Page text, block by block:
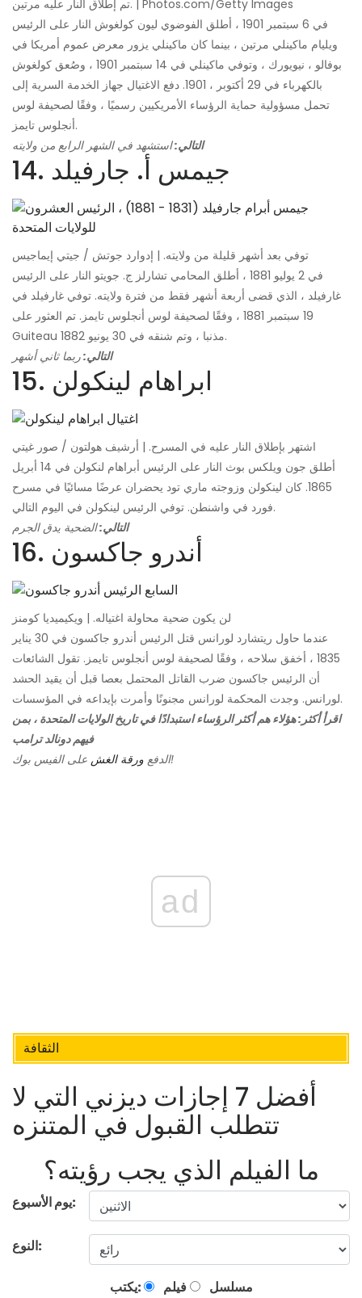
تم إطلاق النار عليه مرتين. | Photos.com/Getty Images
في 6 سبتمبر 1901 ، أطلق الفوضوي ليون كولغوش النار على الرئيس
ويليام ماكينلي مرتين ، بينما كان ماكينلي يزور معرض عموم أمريكا في
بوفالو ، نيويورك ، وتوفي ماكينلي في 14 سبتمبر 1901 ، وصُعق كولغوش
بالكهرباء في 29 أكتوبر ، 1901. دفع الاغتيال جهاز الخدمة السرية إلى
تحمل مسؤولية حماية الرؤساء الأمريكيين رسميًا ، وفقًا لصحيفة لوس
أنجلوس تايمز.
التالي:استشهد في الشهر الرابع من ولايته
14. جيمس أ. جارفيلد
توفي بعد أشهر قليلة من ولايته. | إدوارد جوتش / جيتي إيماجيس
في 2 يوليو 1881 ، أطلق المحامي تشارلز ج. جويتو النار على الرئيس
غارفيلد ، الذي قضى أربعة أشهر فقط من فترة ولايته. توفي غارفيلد في
19 سبتمبر 1881 ، وفقًا لصحيفة لوس أنجلوس تايمز. تم العثور على
Guiteau مذنبا ، وتم شنقه في 30 يونيو 1882.
التالي:ربما ثاني أشهر
15. ابراهام لينكولن
اشتهر بإطلاق النار عليه في المسرح. | أرشيف هولتون / صور غيتي
أطلق جون ويلكس بوث النار على الرئيس أبراهام لنكولن في 14 أبريل
1865. كان لينكولن وزوجته ماري تود يحضران عرضًا مسائيًا في مسرح
فورد في واشنطن. توفي الرئيس لينكولن في اليوم التالي.
التالي:الضحية يدق الجرم
16. أندرو جاكسون
لن يكون ضحية محاولة اغتياله. | ويكيميديا ​​كومنز
عندما حاول ريتشارد لورانس قتل الرئيس أندرو جاكسون في 30 يناير
1835 ، أخفق سلاحه ، وفقًا لصحيفة لوس أنجلوس تايمز. تقول الشائعات
أن الرئيس جاكسون ضرب القاتل المحتمل بعصا قبل أن يقيد الحشد
لورانس. وجدت المحكمة لورانس مجنونًا وأمرت بإيداعه في المؤسسات.
اقرأ أكثر:هؤلاء هم أكثر الرؤساء استبدادًا في تاريخ الولايات المتحدة ، بمن
فيهم دونالد ترامب
الدفع ورقة الغش على الفيس بوك!
ad
الثقافة
أفضل 7 إجازات ديزني التي لا
تتطلب القبول في المتنزه
ما الفيلم الذي يجب رؤيته؟
يوم الأسبوع:
النوع:
يكتب: فيلم مسلسل